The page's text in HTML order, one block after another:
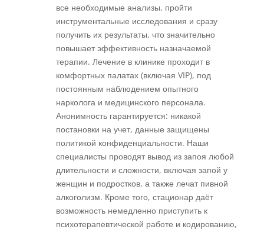
все необходимые анализы, пройти
инструментальные исследования и сразу
получить их результаты, что значительно
повышает эффективность назначаемой
терапии. Лечение в клинике проходит в
комфортных палатах (включая VIP), под
постоянным наблюдением опытного
нарколога и медицинского персонала.
Анонимность гарантируется: никакой
постановки на учет, данные защищены
политикой конфиденциальности. Наши
специалисты проводят вывод из запоя любой
длительности и сложности, включая запой у
женщин и подростков, а также лечат пивной
алкоголизм. Кроме того, стационар даёт
возможность немедленно приступить к
психотерапевтической работе и кодированию,